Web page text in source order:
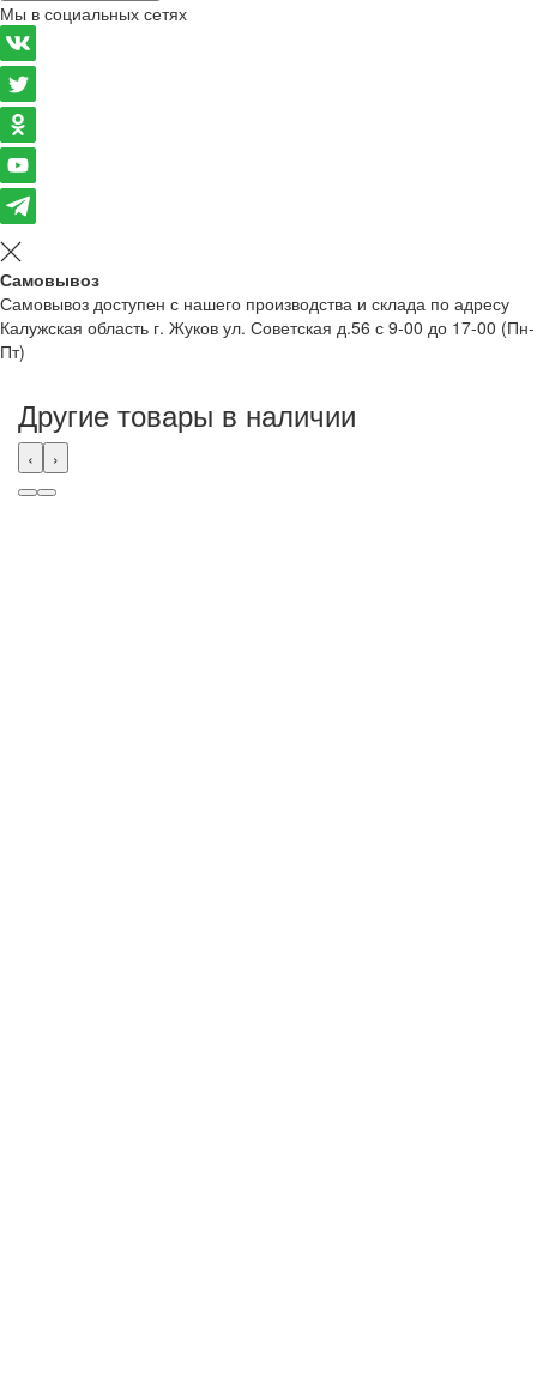
Мы в социальных сетях
Самовывоз
Самовывоз доступен с нашего производства и склада по адресу
Калужская область г. Жуков ул. Советская д.56 с 9-00 до 17-00 (Пн-
Пт)
Другие товары в наличии
‹ ›